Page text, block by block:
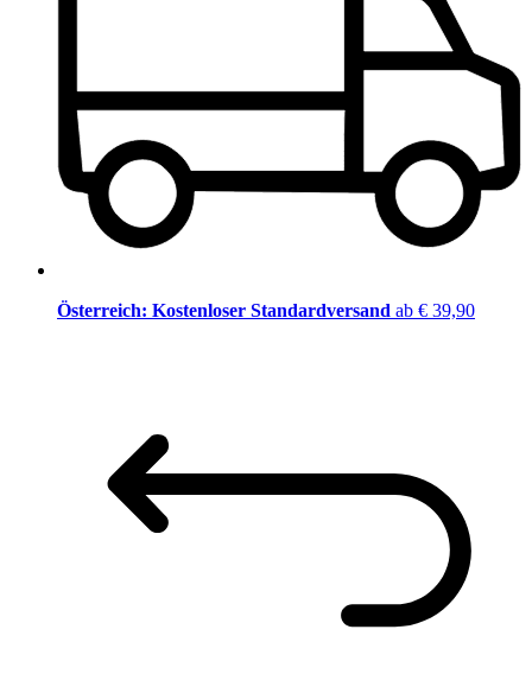
Österreich: Kostenloser Standardversand ab € 39,90